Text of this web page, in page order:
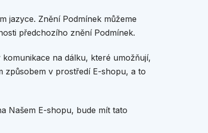
jazyce. Znění Podmínek můžeme
předchozího znění Podmínek.
na dálku, které umožňují,
způsobem v prostředí E-shopu, a to
Našem E-shopu, bude mít tato